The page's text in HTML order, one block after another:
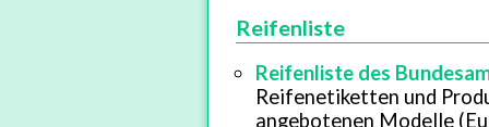
Reifenliste
Reifenliste des
Reifenetiketten und
angebotenen Modelle